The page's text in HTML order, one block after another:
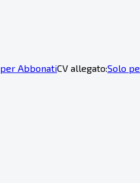
AbbonatiCV allegato:Solo